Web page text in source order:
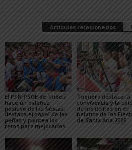
Artículos relacionados
El PSN-PSOE de Tudela
hace un balance
positivo de las fiestas,
destaca el papel de las
peñas y plantea los
retos para mejorarlas
Toquero destaca la
convivencia y la
de los delitos en el
balance de las
de Santa Ana 2026